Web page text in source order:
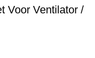
Voor Ventilator /